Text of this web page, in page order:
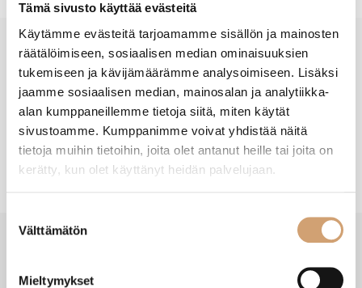
Tämä sivusto käyttää evästeitä
Käytämme evästeitä tarjoamamme sisällön ja mainosten
räätälöimiseen, sosiaalisen median ominaisuuksien
tukemiseen ja kävijämäärämme analysoimiseen. Lisäksi
jaamme sosiaalisen median, mainosalan ja analytiikka-
alan kumppaneillemme tietoja siitä, miten käytät
sivustoamme. Kumppanimme voivat yhdistää näitä
tietoja muihin tietoihin, joita olet antanut heille tai joita on
kerätty, kun olet käyttänyt heidän palvelujaan.
valinta
Välttämätön
Mieltymykset
- Tuotteesta ei ole vielä arvosteluja -
New content loaded